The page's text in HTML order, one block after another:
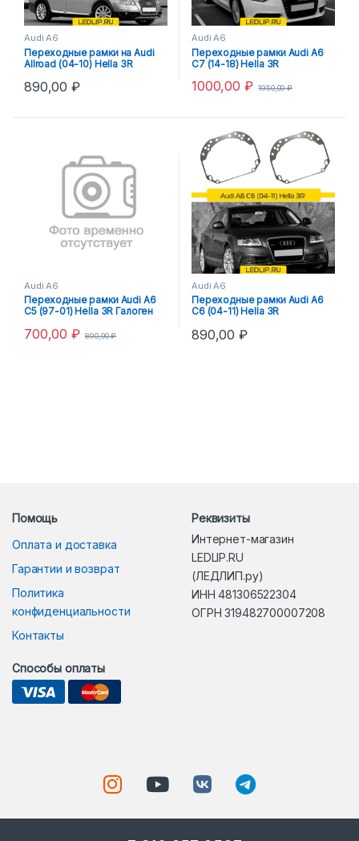
Audi A6
Переходные рамки на Audi
Allroad (04-10) Hella 3R
890,00₽
Audi A6
Переходные рамки Audi A6
C7 (14-18) Hella 3R
1000,00 ₽ 1950,00₽
Audi A6
Переходные рамки Audi A6
C5 (97-01) Hella 3R Галоген
700,00₽ 890,00₽
Audi A6
Переходные рамки Audi A6
C6 (04-11) Hella 3R
890,00₽
Помощь
Оплата и доставка
Гарантии и возврат
Политика
конфиденциальности
Контакты
Реквизиты
Интернет-магазин
LEDLIP.RU
(ЛЕДЛИП.ру)
ИНН 481306522304
ОГРН 319482700007208
Способы оплаты